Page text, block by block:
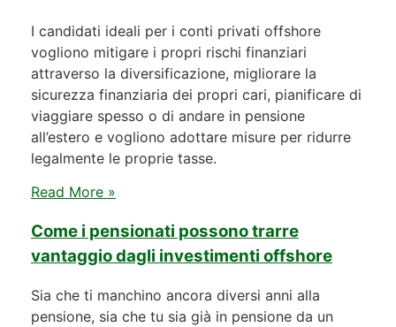
I candidati ideali per i conti privati offshore
vogliono mitigare i propri rischi finanziari
attraverso la diversificazione, migliorare la
sicurezza finanziaria dei propri cari, pianificare di
viaggiare spesso o di andare in pensione
all’estero e vogliono adottare misure per ridurre
legalmente le proprie tasse.
Read More »
Come i pensionati possono trarre
vantaggio dagli investimenti offshore
Sia che ti manchino ancora diversi anni alla
pensione, sia che tu sia già in pensione da un